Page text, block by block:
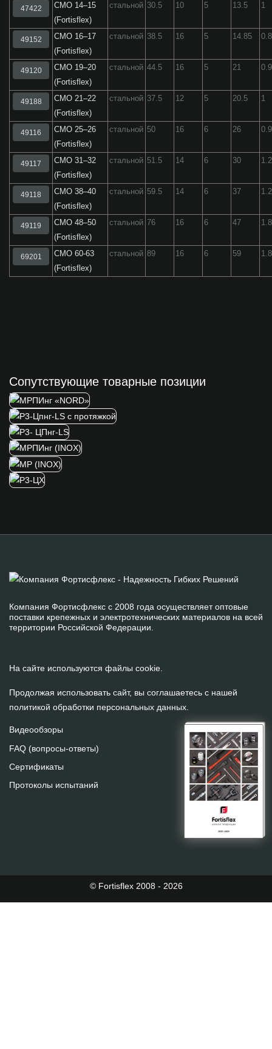
47422
СМО 14–15
(Fortisflex)
стальной 30.5 10 5 13.5 1
49152
СМО 16–17
(Fortisflex)
стальной 38.5 16 5 14.85
49120
СМО 19–20
(Fortisflex)
стальной 44.5 16 5 21
49188
СМО 21–22
(Fortisflex)
стальной 37.5 12 5 20.5 1
49116
СМО 25–26
(Fortisflex)
стальной 50 16 6 26
49117
СМО 31–32
(Fortisflex)
стальной 51.5 14 6 30 1.2
49118
СМО 38–40
(Fortisflex)
стальной 59.5 14 6 37 1.2
49119
СМО 48–50
(Fortisflex)
стальной 76 16 6 47 1.8
69201
СМО 60-63
(Fortisflex)
стальной 89 16 6 59 1.8
Сопутствующие товарные позиции
Компания Фортисфлекс с 2008 года осуществляет оптовые
поставки крепежных и электротехнических материалов на всей
территории Российской Федерации.
На сайте используются файлы cookie.
Продолжая использовать сайт, вы соглашаетесь с нашей
политикой обработки персональных данных.
Видеообзоры
FAQ (вопросы-ответы)
Сертификаты
Протоколы испытаний
© Fortisflex 2008 - 2026